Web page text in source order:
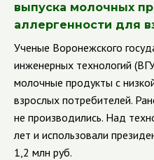
выпуска молочных
аллергенности для
Ученые Воронежского
инженерных технологий
молочные продукты с
взрослых потребителей.
не производились. Над
лет и использовали
1,2 млн руб.